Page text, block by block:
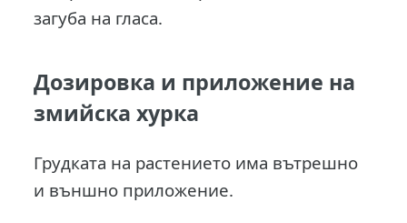
загуба на гласа.
Дозировка и приложение на
змийска хурка
Грудката на растението има вътрешно
и външно приложение.